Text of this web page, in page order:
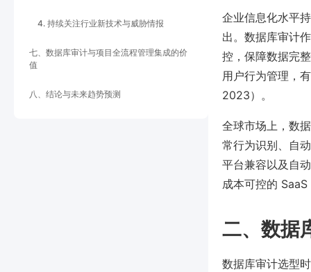
4. 持续关注行业新技术与威胁情报
七、数据库审计与项目全流程管理集成的价
值
八、结论与未来趋势预测
企业信息化水平
出。数据库审计
控，保障数据完
用户行为管理，
2023）。
全球市场上，数
常行为识别、自
平台兼容以及自
成本可控的
二、数据
数据库审计选型